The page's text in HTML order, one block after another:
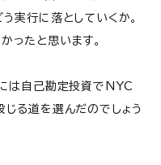
実行に落としていくか。
ったと思います。
は自己勘定投資でNYC
じる道を選んだのでしょう